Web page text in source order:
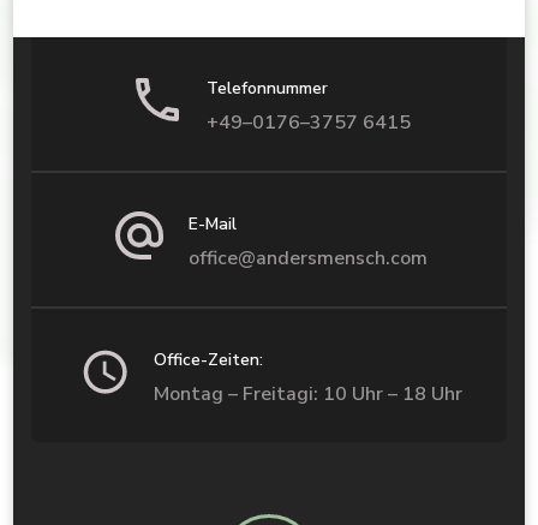
Telefonnummer
+49–0176–3757 6415
E-Mail
office@andersmensch.com
Office-Zeiten:
Montag – Freitagi: 10 Uhr – 18 Uhr